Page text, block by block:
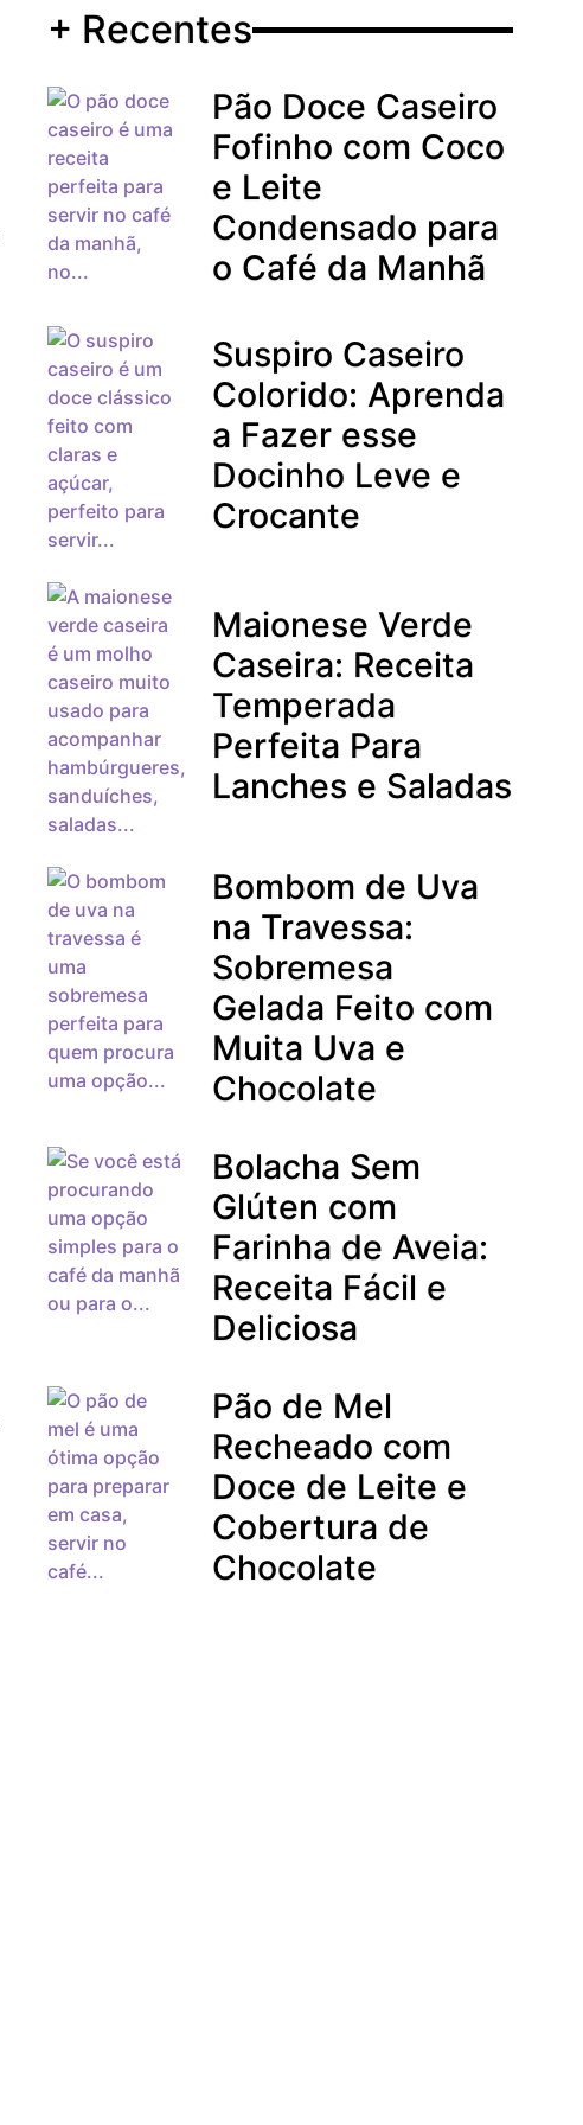
+ Recentes
Pão Doce Caseiro
Fofinho com Coco
e Leite
Condensado para
o Café da Manhã
Suspiro Caseiro
Colorido: Aprenda
a Fazer esse
Docinho Leve e
Crocante
Maionese Verde
Caseira: Receita
Temperada
Perfeita Para
Lanches e Saladas
Bombom de Uva
na Travessa:
Sobremesa
Gelada Feito com
Muita Uva e
Chocolate
Bolacha Sem
Glúten com
Farinha de Aveia:
Receita Fácil e
Deliciosa
Pão de Mel
Recheado com
Doce de Leite e
Cobertura de
Chocolate